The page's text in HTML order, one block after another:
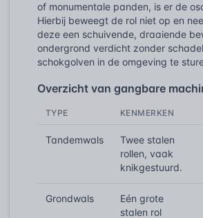
of monumentale panden, is er de
Hierbij beweegt de rol niet op en
deze een schuivende, draaiende
ondergrond verdicht zonder
schokgolven in de omgeving te
Overzicht van gangbare
TYPE KENMERKEN
Tandemwals
Twee stalen
rollen, vaak
knikgestuurd.
Grondwals
Eén grote
stalen rol